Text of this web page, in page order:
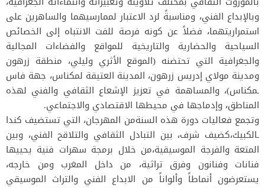
وبالإبداع الفني، ومناسبةً لرد الاعتبار لممارسيهما والساهرين على
استمراريتهما، فضلاً عن كونه فرصة للفت الانتباه إلى الخصائص
السياحية والحضارية والتاريخية للمواقع والفضاءات المجالية
والجغرافية التي تحتضنه (الموقع الأثري وليلي، منطقة زرهون
ومدينة مولاي إدريس زرهون، المدينة العتيقة لمكناس، جهة فاس
ـمكناس)، والمساهمة في تعزيز الإشعاع الثقافي والفني لهذه
المناطق، وإدماجها في محيطها الاقتصادي والاجتماعي.
وتجمع فعاليات دورة هذه السنةمن المهرجان، التي تستضيف كندا
ـالكبيك،كضيف شرف، بين التبادل الثقافي والتلاقح الفني، وبين
المتعة والفرجة الموسيقية،من خلال برمجة سهرات فنية يحييها
فنانات وفنانون وفرق تراثية، من داخل المغرب ومن خارجه،
يستعرضون أنماطاً وألواناً من الابداع الفني والتراث الموسيقي